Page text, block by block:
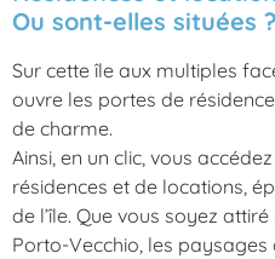
Ou sont-elles situées ?
Sur cette île aux multiples
ouvre les portes de
de charme.
Ainsi, en un clic, vous
résidences et de locations,
de l’île. Que vous soyez
Porto-Vecchio, les paysages